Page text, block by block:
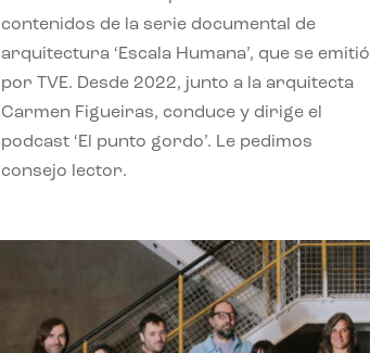
contenidos de la serie documental de
arquitectura ‘Escala Humana’, que se emitió
por TVE. Desde 2022, junto a la arquitecta
Carmen Figueiras, conduce y dirige el
podcast ‘El punto gordo’. Le pedimos
consejo lector.